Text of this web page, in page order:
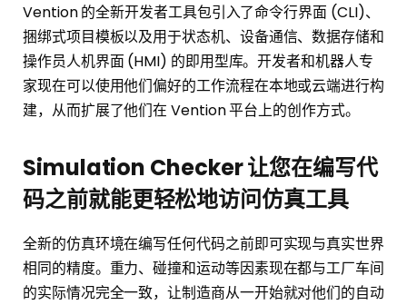
Vention 的全新开发者工具包引入了命令行界面 (CLI)、
捆绑式项目模板以及用于状态机、设备通信、数据存储和
操作员人机界面 (HMI) 的即用型库。开发者和机器人专
家现在可以使用他们偏好的工作流程在本地或云端进行构
建，从而扩展了他们在 Vention 平台上的创作方式。
Simulation Checker 让您在编写代
码之前就能更轻松地访问仿真工具
全新的仿真环境在编写任何代码之前即可实现与真实世界
相同的精度。重力、碰撞和运动等因素现在都与工厂车间
的实际情况完全一致，让制造商从一开始就对他们的自动